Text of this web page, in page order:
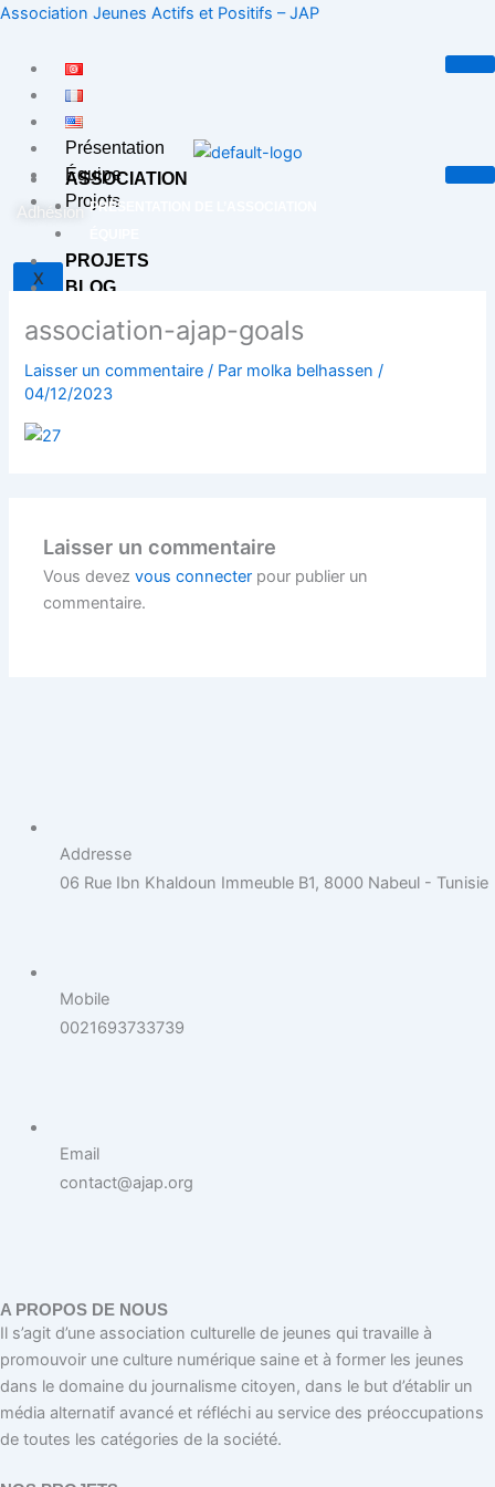
Aller
contenu
Association Jeunes Actifs et Positifs – JAP
Présentation
Équipe
Projets
X
ASSOCIATION
PRÉSENTATION DE L’ASSOCIATION
PROJETS
BLOG
X
Adhésion
association-ajap-goals
Laisser un commentaire / Par molka belhassen /
04/12/2023
Laisser un commentaire
Vous devezvous connecter pour publier un
commentaire.
Addresse
06 Rue Ibn Khaldoun Immeuble B1, 8000 Nabeul - Tunisie
Mobile
0021693733739
Email
contact@ajap.org
A PROPOS DE NOUS
Il s’agit d’une association culturelle de jeunes qui travaille à
promouvoir une culture numérique saine et à former les jeunes
dans le domaine du journalisme citoyen, dans le but d’établir un
média alternatif avancé et réfléchi au service des préoccupations
de toutes les catégories de la société.